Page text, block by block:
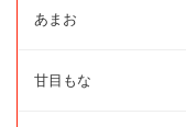
あまお
甘目もな